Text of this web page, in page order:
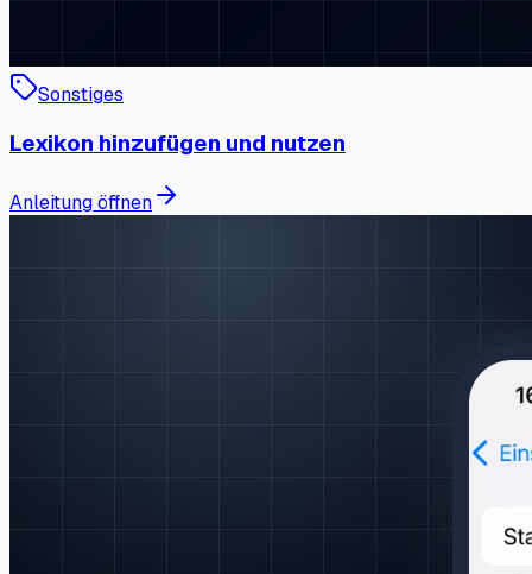
Sonstiges
Lexikon hinzufügen und nutzen
Anleitung öffnen